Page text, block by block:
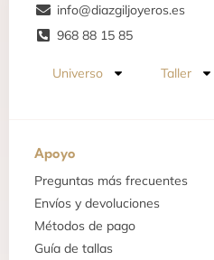
info@diazgiljoyeros.es
968 88 15 85
Universo Taller
Apoyo
Preguntas más frecuentes
Envíos y devoluciones
Métodos de pago
Guía de tallas